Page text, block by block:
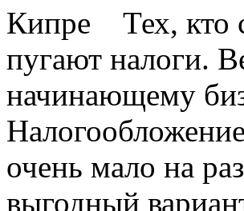
Тех, кто
пугают налоги.
начинающему
очень мало на
выгодный